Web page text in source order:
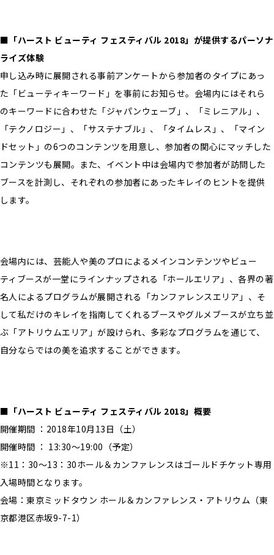
■「ハースト ビューティ フェスティバル 2018」が提供するパーソナ
ライズ体験
申し込み時に展開される事前アンケートから参加者のタイプにあっ
た「ビューティキーワード」を事前にお知らせ。会場内にはそれら
のキーワードに合わせた「ジャパンウェーブ」、「ミレニアル」、
「テクノロジー」、「サステナブル」、「タイムレス」、「マイン
ドセット」の6つのコンテンツを用意し、参加者の関心にマッチした
コンテンツも展開。また、イベント中は会場内で参加者が訪問した
ブースを計測し、それぞれの参加者にあったキレイのヒントを提供
します。
会場内には、芸能人や美のプロによるメインコンテンツやビュー
ティブースが一堂にラインナップされる「ホールエリア」、各界の著
名人によるプログラムが展開される「カンファレンスエリア」、そ
して私だけのキレイを指南してくれるブースやグルメブースが立ち並
ぶ「アトリウムエリア」が設けられ、多彩なプログラムを通じて、
自分ならではの美を追求することができます。
■「ハースト ビューティ フェスティバル 2018」概要
開催期間 ：2018年10月13日（土）
開催時間 ： 13:30～19:00（予定）
※11：30～13：30ホール＆カンファレンスはゴールドチケット専用
入場時間となります。
会場：東京ミッドタウン ホール＆カンファレンス・アトリウム（東
京都港区赤坂9-7-1）